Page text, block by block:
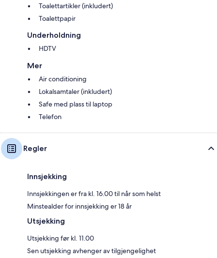
Toalettartikler (inkludert)
Toalettpapir
Underholdning
HDTV
Mer
Air conditioning
Lokalsamtaler (inkludert)
Safe med plass til laptop
Telefon
Regler
Innsjekking
Innsjekkingen er fra kl. 16.00 til når som helst
Minstealder for innsjekking er 18 år
Utsjekking
Utsjekking før kl. 11.00
Sen utsjekking avhenger av tilgjengelighet